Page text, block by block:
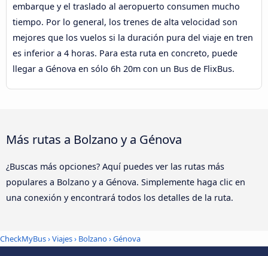
embarque y el traslado al aeropuerto consumen mucho
tiempo. Por lo general, los trenes de alta velocidad son
mejores que los vuelos si la duración pura del viaje en tren
es inferior a 4 horas. Para esta ruta en concreto, puede
llegar a Génova en sólo 6h 20m con un Bus de FlixBus.
Más rutas a Bolzano y a Génova
¿Buscas más opciones? Aquí puedes ver las rutas más
populares a Bolzano y a Génova. Simplemente haga clic en
una conexión y encontrará todos los detalles de la ruta.
CheckMyBus›Viajes› Bolzano›Génova